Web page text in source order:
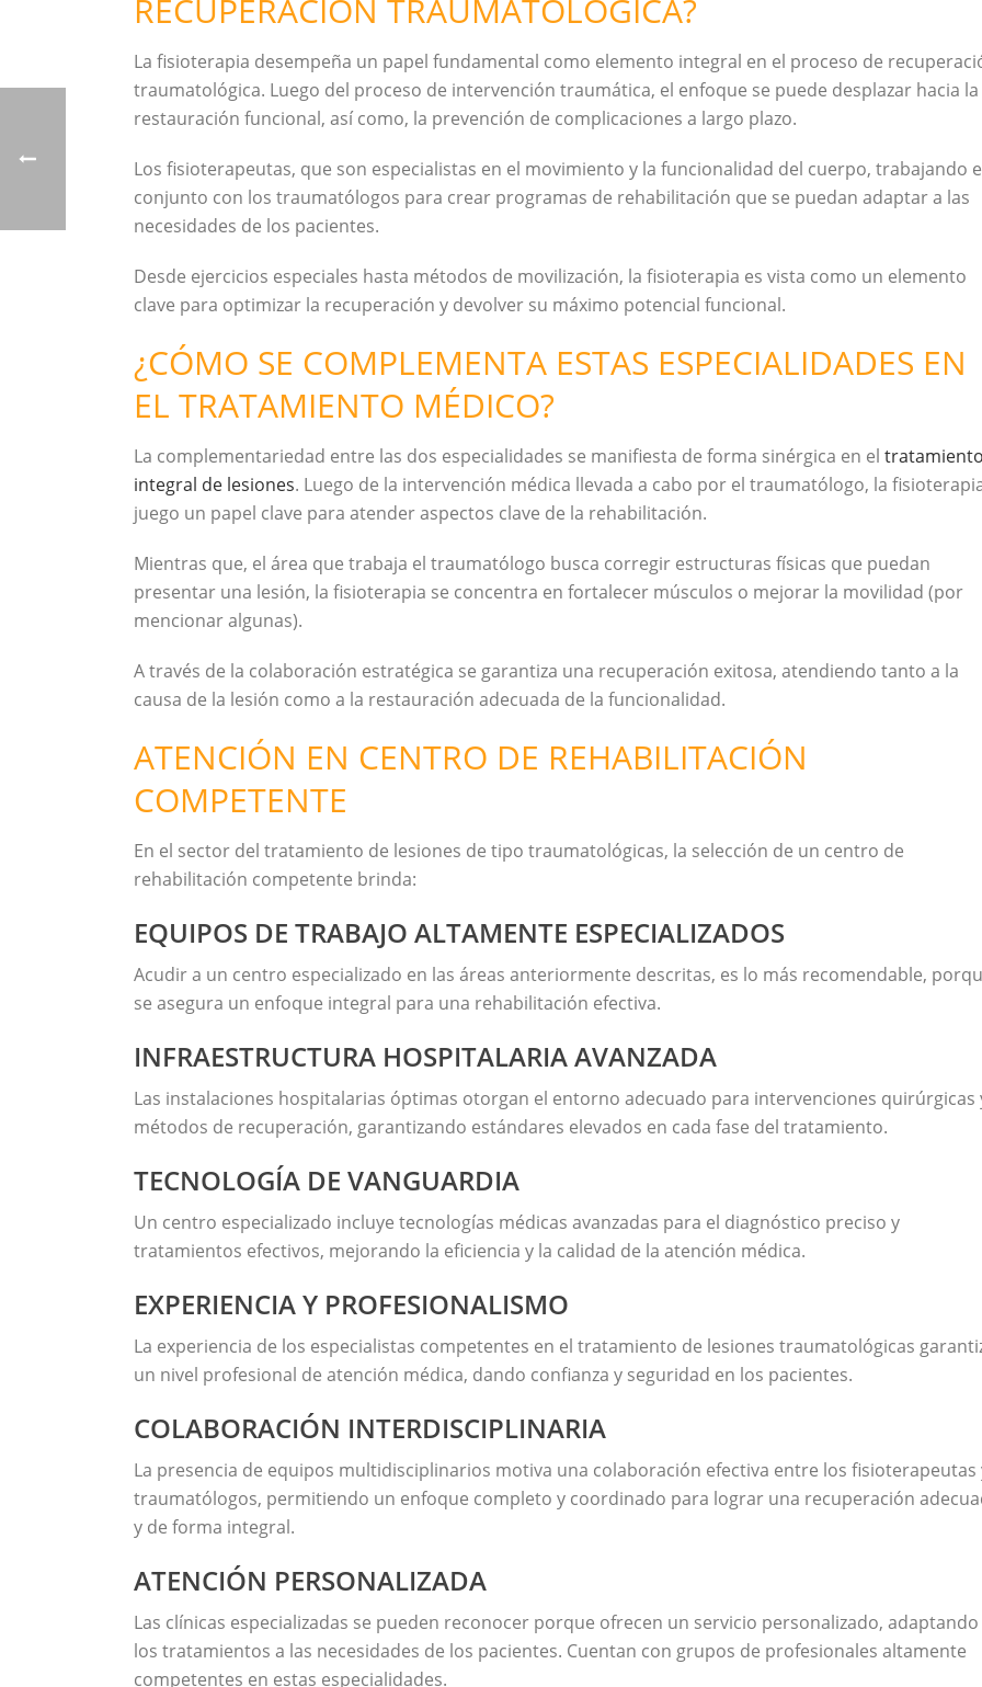
RECUPERACIÓN TRAUMATOLÓGICA?
La fisioterapia desempeña un papel fundamental como elemento integral en el proceso de
traumatológica. Luego del proceso de intervención traumática, el enfoque se puede desplazar hacia la
restauración funcional, así como, la prevención de complicaciones a largo plazo.
Los fisioterapeutas, que son especialistas en el movimiento y la funcionalidad del cuerpo, trabajando
conjunto con los traumatólogos para crear programas de rehabilitación que se puedan adaptar a las
necesidades de los pacientes.
Desde ejercicios especiales hasta métodos de movilización, la fisioterapia es vista como un elemento
clave para optimizar la recuperación y devolver su máximo potencial funcional.
¿CÓMO SE COMPLEMENTA ESTAS ESPECIALIDADES EN
EL TRATAMIENTO MÉDICO?
La complementariedad entre las dos especialidades se manifiesta de forma sinérgica en el
integral de lesiones. Luego de la intervención médica llevada a cabo por el traumatólogo, la
juego un papel clave para atender aspectos clave de la rehabilitación.
Mientras que, el área que trabaja el traumatólogo busca corregir estructuras físicas que puedan
presentar una lesión, la fisioterapia se concentra en fortalecer músculos o mejorar la movilidad (por
mencionar algunas).
A través de la colaboración estratégica se garantiza una recuperación exitosa, atendiendo tanto a la
causa de la lesión como a la restauración adecuada de la funcionalidad.
ATENCIÓN EN CENTRO DE REHABILITACIÓN
COMPETENTE
En el sector del tratamiento de lesiones de tipo traumatológicas, la selección de un centro de
rehabilitación competente brinda:
EQUIPOS DE TRABAJO ALTAMENTE ESPECIALIZADOS
Acudir a un centro especializado en las áreas anteriormente descritas, es lo más recomendable,
se asegura un enfoque integral para una rehabilitación efectiva.
INFRAESTRUCTURA HOSPITALARIA AVANZADA
Las instalaciones hospitalarias óptimas otorgan el entorno adecuado para intervenciones quirúrgicas
métodos de recuperación, garantizando estándares elevados en cada fase del tratamiento.
TECNOLOGÍA DE VANGUARDIA
Un centro especializado incluye tecnologías médicas avanzadas para el diagnóstico preciso y
tratamientos efectivos, mejorando la eficiencia y la calidad de la atención médica.
EXPERIENCIA Y PROFESIONALISMO
La experiencia de los especialistas competentes en el tratamiento de lesiones traumatológicas
un nivel profesional de atención médica, dando confianza y seguridad en los pacientes.
COLABORACIÓN INTERDISCIPLINARIA
La presencia de equipos multidisciplinarios motiva una colaboración efectiva entre los fisioterapeutas
traumatólogos, permitiendo un enfoque completo y coordinado para lograr una recuperación
y de forma integral.
ATENCIÓN PERSONALIZADA
Las clínicas especializadas se pueden reconocer porque ofrecen un servicio personalizado, adaptando
los tratamientos a las necesidades de los pacientes. Cuentan con grupos de profesionales altamente
competentes en estas especialidades.